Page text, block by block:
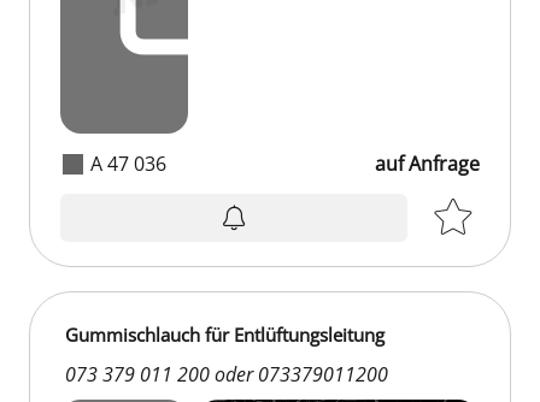
A 47 036 auf Anfrage
Gummischlauch für Entlüftungsleitung
073 379 011 200 oder 073379011200